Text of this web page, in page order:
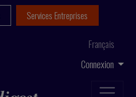
Connexion
Français
Services Entreprises